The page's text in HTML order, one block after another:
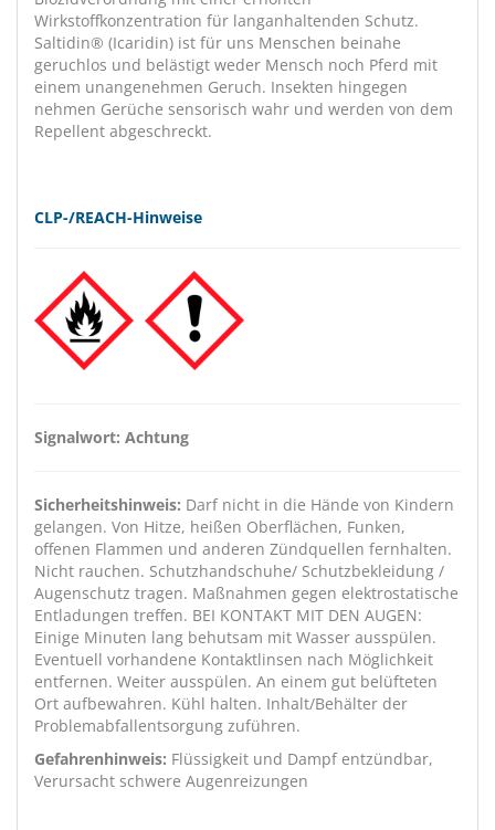
Wirkstoffkonzentration für langanhaltenden Schutz.
Saltidin® (Icaridin) ist für uns Menschen beinahe
geruchlos und belästigt weder Mensch noch Pferd mit
einem unangenehmen Geruch. Insekten hingegen
nehmen Gerüche sensorisch wahr und werden von dem
Repellent abgeschreckt.
CLP-/REACH-Hinweise
Signalwort: Achtung
Sicherheitshinweis: Darf nicht in die Hände von Kindern
gelangen. Von Hitze, heißen Oberflächen, Funken,
offenen Flammen und anderen Zündquellen fernhalten.
Nicht rauchen. Schutzhandschuhe/ Schutzbekleidung /
Augenschutz tragen. Maßnahmen gegen elektrostatische
Entladungen treffen. BEI KONTAKT MIT DEN AUGEN:
Einige Minuten lang behutsam mit Wasser ausspülen.
Eventuell vorhandene Kontaktlinsen nach Möglichkeit
entfernen. Weiter ausspülen. An einem gut belüfteten
Ort aufbewahren. Kühl halten. Inhalt/Behälter der
Problemabfallentsorgung zuführen.
Gefahrenhinweis: Flüssigkeit und Dampf entzündbar,
Verursacht schwere Augenreizungen